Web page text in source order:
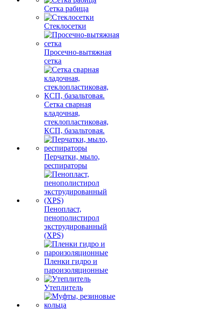
Сетка рабица
Стеклосетки
Просечно-вытяжная
сетка
Сетка сварная
кладочная,
стеклопластиковая,
КСП, базальтовая.
Перчатки, мыло,
респираторы
Пенопласт,
пенополистирол
экструдированный
(XPS)
Пленки гидро и
пароизоляционные
Утеплитель